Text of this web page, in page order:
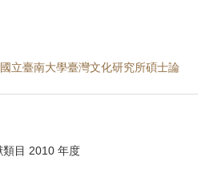
立臺南大學臺灣文化研究所碩士論
目 2010 年度